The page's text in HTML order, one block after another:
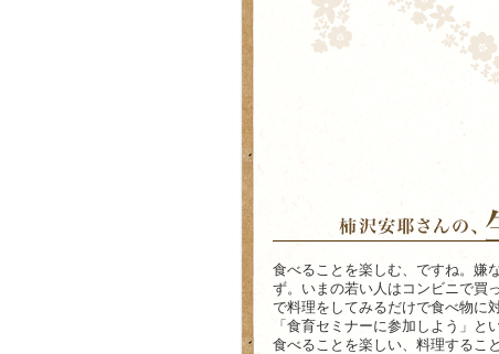
食べることを楽しむ、ですね。嫌
ず。いまの若い人はコンビニで買
で料理をしてみるだけで食べ物に
「食育セミナーに参加しよう」
食べることを楽しい、料理するこ